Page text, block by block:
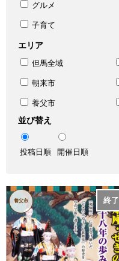
グルメ
子育て
エリア
但馬全域
朝来市
養父市
並び替え
投稿日順 開催日順
終了
養父市